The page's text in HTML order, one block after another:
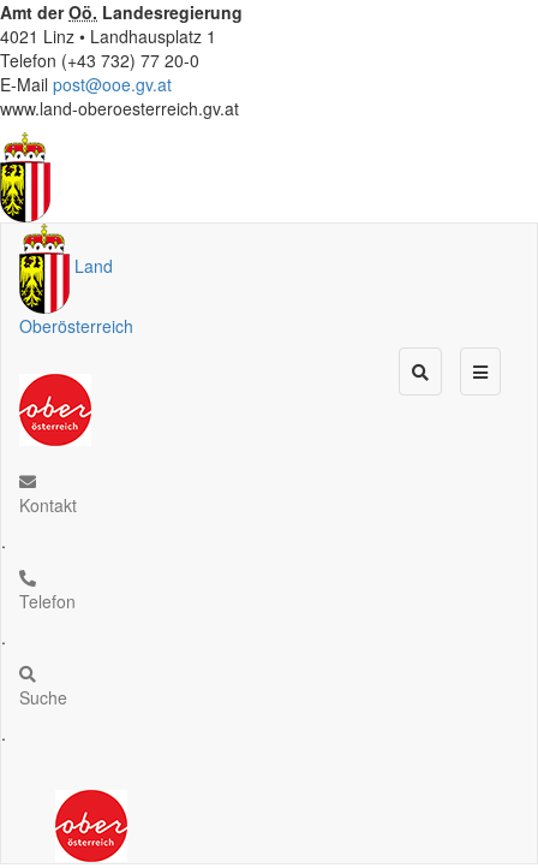
Amt derOö. Landesregierung
4021 Linz • Landhausplatz 1
Telefon (+43 732) 77 20-0
E-Mail post@ooe.gv.at
www.land-oberoesterreich.gv.at
Land
Oberösterreich
Kontakt
.
Telefon
.
Suche
.